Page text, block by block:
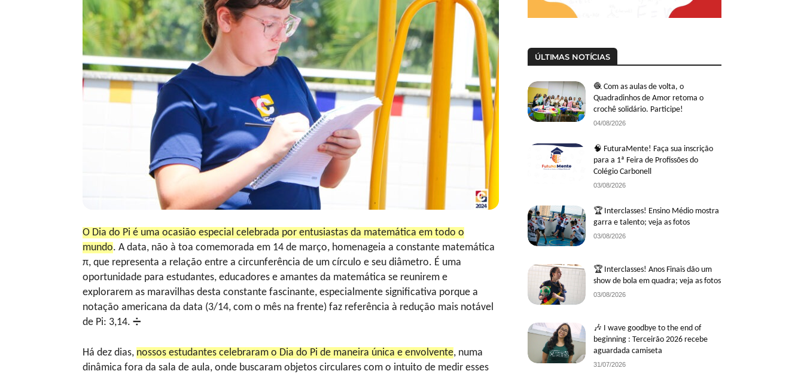
O Dia do Pi é uma ocasião especial celebrada por entusiastas da matemática em todo o
mundo. A data, não à toa comemorada em 14 de março, homenageia a constante matemática
π, que representa a relação entre a circunferência de um círculo e seu diâmetro. É uma
oportunidade para estudantes, educadores e amantes da matemática se reunirem e
explorarem as maravilhas desta constante fascinante, especialmente significativa porque a
notação americana da data (3/14, com o mês na frente) faz referência à redução mais notável
de Pi: 3,14. ➗
Há dez dias, nossos estudantes celebraram o Dia do Pi de maneira única e envolvente, numa
dinâmica fora da sala de aula, onde buscaram objetos circulares com o intuito de medir esses
ÚLTIMAS NOTÍCIAS
🧶 Com as aulas de volta, o
Quadradinhos de Amor retoma o
crochê solidário. Participe!
04/08/2026
🧠 FuturaMente! Faça sua inscrição
para a 1ª Feira de Profissões do
Colégio Carbonell
03/08/2026
🏆 Interclasses! Ensino Médio mostra
garra e talento; veja as fotos
03/08/2026
🏆 Interclasses! Anos Finais dão um
show de bola em quadra; veja as fotos
03/08/2026
🎶 I wave goodbye to the end of
beginning : Terceirão 2026 recebe
aguardada camiseta
31/07/2026